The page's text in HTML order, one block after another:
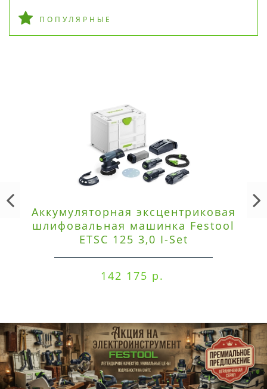
ПОПУЛЯРНЫЕ
Аккумуляторная эксцентриковая
шлифовальная машинка Festool
ETSC 125 3,0 I-Set
142 175 р.